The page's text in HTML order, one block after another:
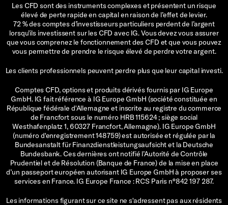
Les CFD sont des instruments complexes et présentent un risque
élevé de perte rapide en capital en raison de l’effet de levier.
72 % des comptes d’investisseurs particuliers perdent de l’argent
lorsqu’ils investissent sur les CFD avec IG. Vous devez vous assurer
que vous comprenez le fonctionnement des CFD et que vous pouvez
vous permettre de prendre le risque élevé de perdre votre argent.
Les clients professionnels peuvent perdre plus que leur capital investi.
Comptes CFD, options et produits dérivés fournis par IG Europe
GmbH. IG fait référence à IG Europe GmbH (société constituée en
République fédérale d'Allemagne et inscrite au registre du commerce
de Francfort sous le numéro HRB 115624 ; siège social
Westhafenplatz 1, 60327 Francfort, Allemagne). IG Europe GmbH
(numéro d'enregistrement 148759) est autorisée et régulée par la
Bundesanstalt für Finanzdienstleistungsaufsicht et la Deutsche
Bundesbank. Ces dernières ont notifié l’Autorité de Contrôle
Prudentiel et de Résolution (Banque de France) de la mise en place
d’un passeport européen autorisant IG Europe GmbH à proposer ses
services en France. IG Europe France : RCS Paris n°842 197 287.
Les informations figurant sur ce site ne s'adressent pas aux résidents